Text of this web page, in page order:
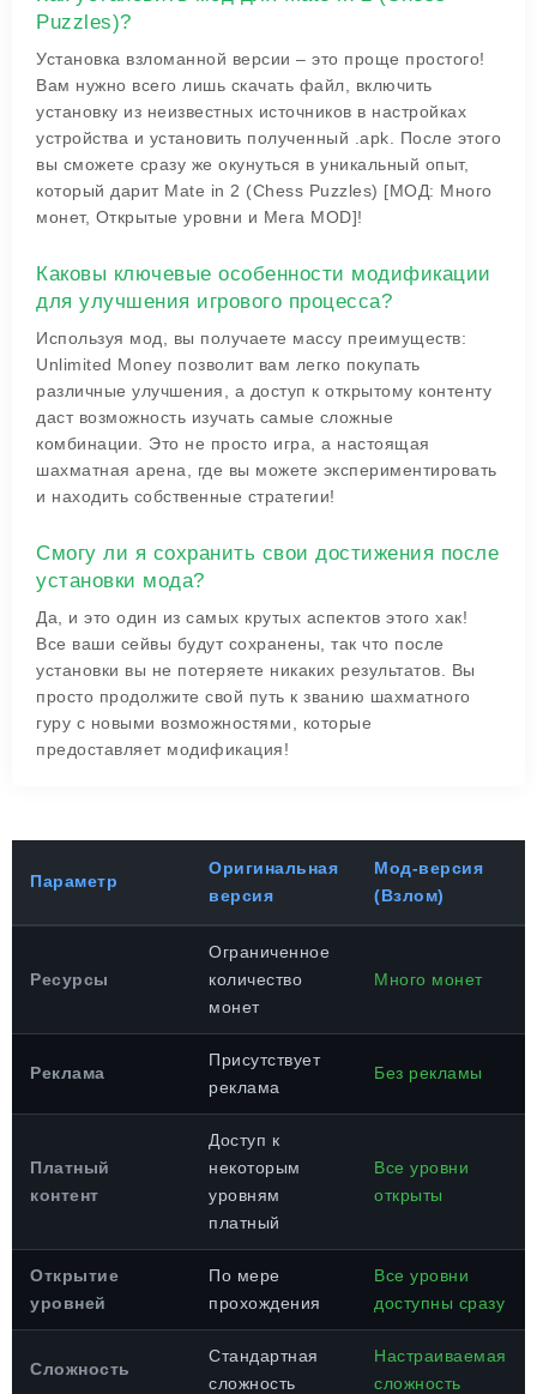
Puzzles)?
Установка взломанной версии – это проще простого!
Вам нужно всего лишь скачать файл, включить
установку из неизвестных источников в настройках
устройства и установить полученный .apk. После этого
вы сможете сразу же окунуться в уникальный опыт,
который дарит Mate in 2 (Chess Puzzles) [МОД: Много
монет, Открытые уровни и Мега MOD]!
Каковы ключевые особенности модификации
для улучшения игрового процесса?
Используя мод, вы получаете массу преимуществ:
Unlimited Money позволит вам легко покупать
различные улучшения, а доступ к открытому контенту
даст возможность изучать самые сложные
комбинации. Это не просто игра, а настоящая
шахматная арена, где вы можете экспериментировать
и находить собственные стратегии!
Смогу ли я сохранить свои достижения после
установки мода?
Да, и это один из самых крутых аспектов этого хак!
Все ваши сейвы будут сохранены, так что после
установки вы не потеряете никаких результатов. Вы
просто продолжите свой путь к званию шахматного
гуру с новыми возможностями, которые
предоставляет модификация!
Параметр
Оригинальная
версия
Мод-версия
(Взлом)
Ресурсы
Ограниченное
количество
монет
Много монет
Реклама
Присутствует
реклама
Без рекламы
Платный
контент
Доступ к
некоторым
уровням
платный
Все уровни
открыты
Открытие
уровней
По мере
прохождения
Все уровни
доступны сразу
Сложность
Стандартная
сложность
Настраиваемая
сложность